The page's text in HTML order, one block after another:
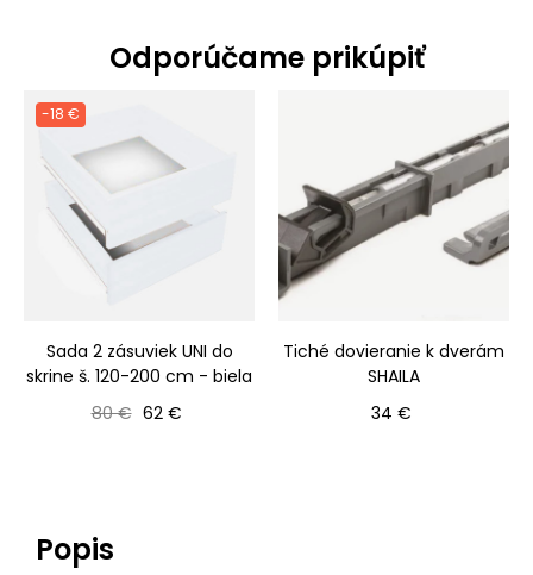
Odporúčame prikúpiť
-18 €
Sada 2 zásuviek UNI do
skrine š. 120-200 cm - biela
Bežná cena
80 € Cena
62 €
Tiché dovieranie k dverám
SHAILA
Cena
34 €
Popis